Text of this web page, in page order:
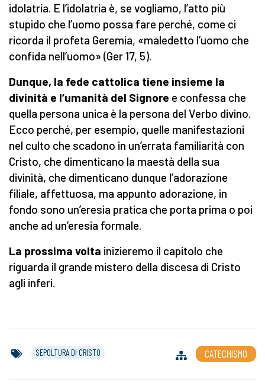
idolatria. E l’idolatria è, se vogliamo, l’atto più
stupido che l’uomo possa fare perché, come ci
ricorda il profeta Geremia, «maledetto l’uomo che
confida nell’uomo» (Ger 17, 5).
Dunque, la fede cattolica tiene insieme la
divinità e l’umanità del Signore e confessa che
quella persona unica è la persona del Verbo divino.
Ecco perché, per esempio, quelle manifestazioni
nel culto che scadono in un’errata familiarità con
Cristo, che dimenticano la maestà della sua
divinità, che dimenticano dunque l’adorazione
filiale, affettuosa, ma appunto adorazione, in
fondo sono un’eresia pratica che porta prima o poi
anche ad un’eresia formale.
La prossima volta inizieremo il capitolo che
riguarda il grande mistero della discesa di Cristo
agli inferi.
SEPOLTURA DI CRISTO CATECHISMO